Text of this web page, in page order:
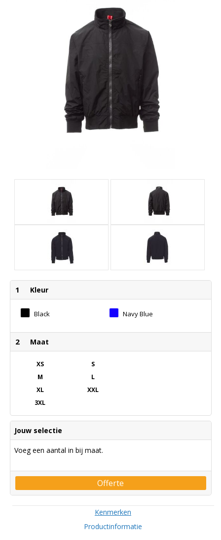
1 Kleur
Black Navy Blue
2 Maat
XS
S
M
L
XL
XXL
3XL
Jouw selectie
Voeg een aantal in bij maat.
Offerte
Kenmerken
Productinformatie